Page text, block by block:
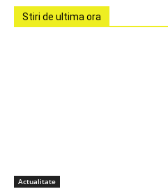
Stiri de ultima ora
Actualitate